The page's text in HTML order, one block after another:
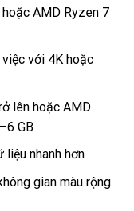
AMD Ryzen 7
với 4K hoặc
lên hoặc AMD
GB
nhanh hơn
gian màu rộng